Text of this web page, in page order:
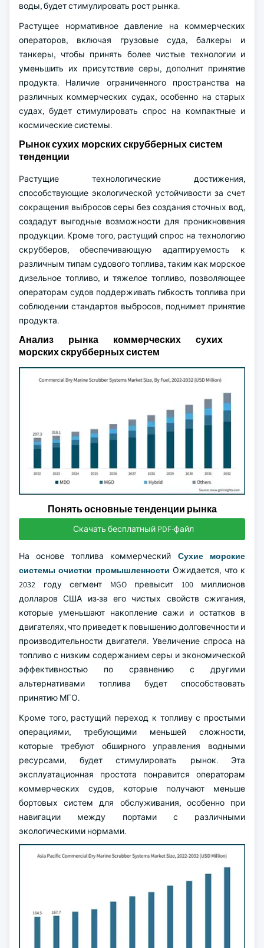
воды, будет стимулировать рост рынка.
Растущее нормативное давление на коммерческих
операторов, включая грузовые суда, балкеры и
танкеры, чтобы принять более чистые технологии и
уменьшить их присутствие серы, дополнит принятие
продукта. Наличие ограниченного пространства на
различных коммерческих судах, особенно на старых
судах, будет стимулировать спрос на компактные и
космические системы.
Рынок сухих морских скрубберных систем
тенденции
Растущие технологические достижения,
способствующие экологической устойчивости за счет
сокращения выбросов серы без создания сточных вод,
создадут выгодные возможности для проникновения
продукции. Кроме того, растущий спрос на технологию
скрубберов, обеспечивающую адаптируемость к
различным типам судового топлива, таким как морское
дизельное топливо, и тяжелое топливо, позволяющее
операторам судов поддерживать гибкость топлива при
соблюдении стандартов выбросов, поднимет принятие
продукта.
Анализ рынка коммерческих сухих
морских скрубберных систем
Понять основные тенденции рынка
Скачать бесплатный PDF-файл
На основе топлива коммерческий Сухие морские
системы очистки промышленности Ожидается, что к
2032 году сегмент MGO превысит 100 миллионов
долларов США из-за его чистых свойств сжигания,
которые уменьшают накопление сажи и остатков в
двигателях, что приведет к повышению долговечности и
производительности двигателя. Увеличение спроса на
топливо с низким содержанием серы и экономической
эффективностью по сравнению с другими
альтернативами топлива будет способствовать
принятию МГО.
Кроме того, растущий переход к топливу с простыми
операциями, требующими меньшей сложности,
которые требуют обширного управления водными
ресурсами, будет стимулировать рынок. Эта
эксплуатационная простота понравится операторам
коммерческих судов, которые получают меньше
бортовых систем для обслуживания, особенно при
навигации между портами с различными
экологическими нормами.